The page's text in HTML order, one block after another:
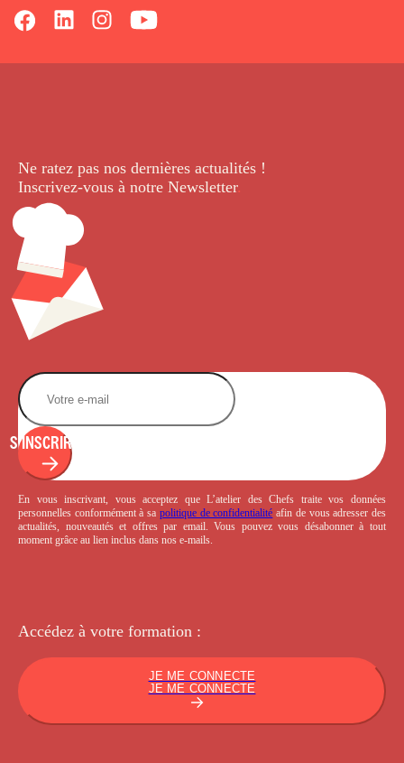
Ne ratez pas nos dernières actualités !
Inscrivez-vous à notre Newsletter.
S'INSCRIRE
En vous inscrivant, vous acceptez que L’atelier des Chefs traite vos données
personnelles conformément à sa politique de confidentialité afin de vous adresser des
actualités, nouveautés et offres par email. Vous pouvez vous désabonner à tout
moment grâce au lien inclus dans nos e-mails.
Accédez à votre formation :
JE ME CONNECTE
JE ME CONNECTE